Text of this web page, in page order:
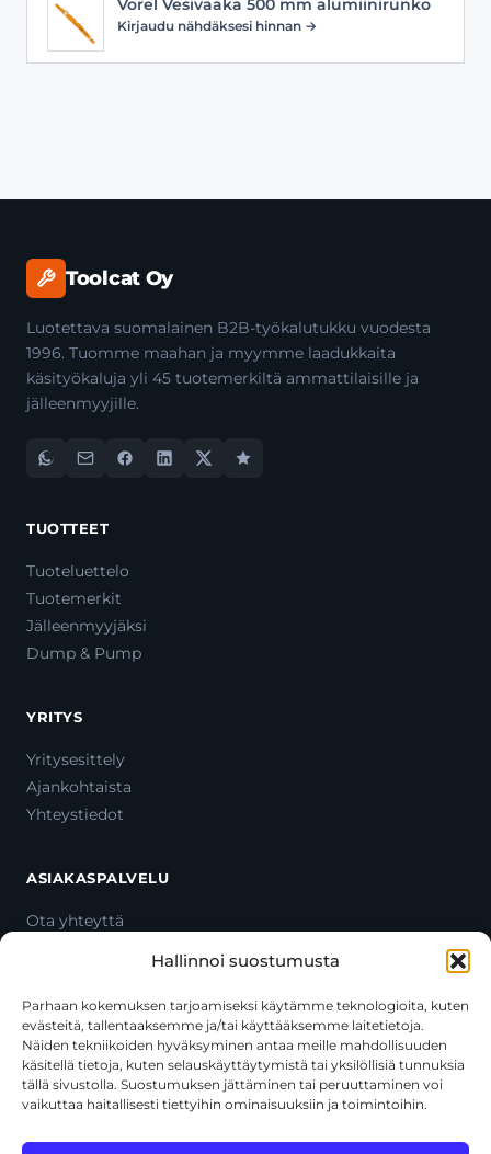
Hallinnoi suostumusta
Parhaan kokemuksen tarjoamiseksi käytämme teknologioita, kuten
evästeitä, tallentaaksemme ja/tai käyttääksemme laitetietoja.
Näiden tekniikoiden hyväksyminen antaa meille mahdollisuuden
käsitellä tietoja, kuten selauskäyttäytymistä tai yksilöllisiä tunnuksia
tällä sivustolla. Suostumuksen jättäminen tai peruuttaminen voi
vaikuttaa haitallisesti tiettyihin ominaisuuksiin ja toimintoihin.
Vorel Vesivaaka 500 mm alumiinirunko
Kirjaudu nähdäksesi hinnan →
Toolcat Oy
Luotettava suomalainen B2B-työkalutukku vuodesta
1996. Tuomme maahan ja myymme laadukkaita
käsityökaluja yli 45 tuotemerkiltä ammattilaisille ja
jälleenmyyjille.
TUOTTEET
Tuoteluettelo
Tuotemerkit
Jälleenmyyjäksi
Dump & Pump
YRITYS
Yritysesittely
Ajankohtaista
Yhteystiedot
ASIAKASPALVELU
Ota yhteyttä
Toimitustavat
Usein kysytyt kysymykset
+358 44 270 3795
asiakaspalvelu@toolcat.fi